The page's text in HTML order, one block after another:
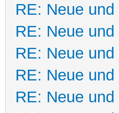
RE: Neue
RE: Neue
RE: Neue
RE: Neue
RE: Neue